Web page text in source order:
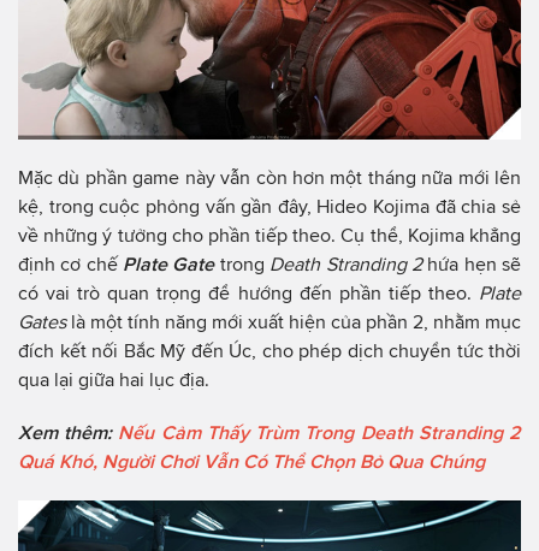
Mặc dù phần game này vẫn còn hơn một tháng nữa mới lên
kệ, trong cuộc phỏng vấn gần đây, Hideo Kojima đã chia sẻ
về những ý tưởng cho phần tiếp theo. Cụ thể, Kojima khẳng
định cơ chế Plate Gatetrong Death Stranding 2hứa hẹn sẽ
có vai trò quan trọng để hướng đến phần tiếp theo. Plate
Gates là một tính năng mới xuất hiện của phần 2, nhằm mục
đích kết nối Bắc Mỹ đến Úc, cho phép dịch chuyển tức thời
qua lại giữa hai lục địa.
Xem thêm: Nếu Cảm Thấy Trùm Trong Death Stranding 2
Quá Khó, Người Chơi Vẫn Có Thể Chọn Bỏ Qua Chúng